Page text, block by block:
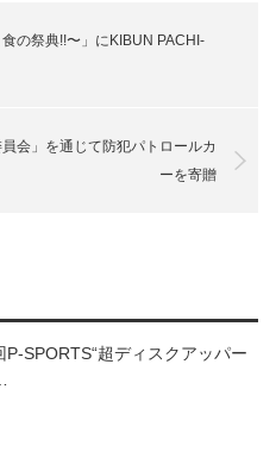
の祭典!!〜」にKIBUN PACHI-
会」を通じて防犯パトロールカ
ーを寄贈
P-SPORTS“超ディスクアッパー